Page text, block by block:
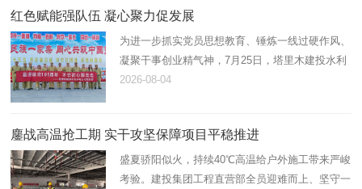
务“体检”，更是一场干…
​红色赋能强队伍 凝心聚力促发展
为进一步抓实党员思想教育、锤炼一线过硬作风、
凝聚干事创业精气神，7月25日，塔里木建投水利
水电公司党支部组织全体党员前往十六团老一营红
2026-08-04
鏖战高温抢工期 实干攻坚保障项目平稳推进
盛夏骄阳似火，持续40℃高温给户外施工带来严峻
考验。建投集团工程直营部全员迎难而上、坚守一